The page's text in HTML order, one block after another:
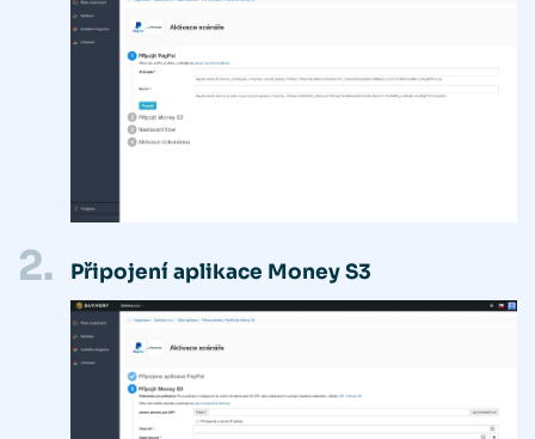
2. Připojení aplikace Money S3